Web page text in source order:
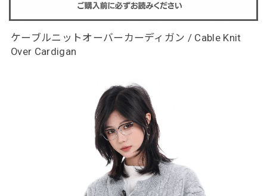
ケーブルニットオーバーカーディガン / Cable Knit
Over Cardigan